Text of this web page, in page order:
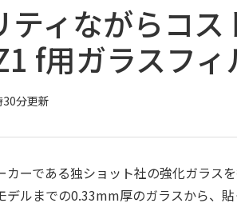
ティながらコ
f用ガラスフィ
分更新
ーである独ショット社の強化ガラス
デルまでの0.33mm厚のガラスから、